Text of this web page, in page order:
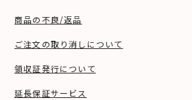
商品の不良/返品
ご注文の取り消しについて
領収証発行について
延長保証サービス